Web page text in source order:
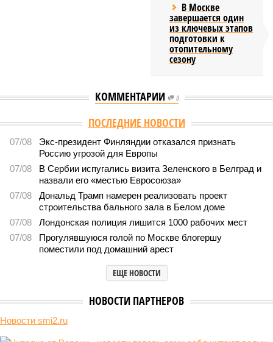
В Москве
завершается один
из ключевых этапов
подготовки к
отопительному
сезону
КОММЕНТАРИИ 0
Версия //Конфликт // В нескольких станциях от уже сданного
«Сказочного леса» пайщики ЖК «Станция Л» продолжают ждать от
компании Capital Group начала реальной достройки
В нескольких станциях от уже сданного «Сказочного
леса» пайщики ЖК «Станция Л» продолжают ждать от
компании Capital Group начала реальной достройки
«Станция ожидания» для дольщиков
«Станция Л» продолжают ждать от компании Capital Group начала
реальной достройки (изображение сгенерировано ИИ)